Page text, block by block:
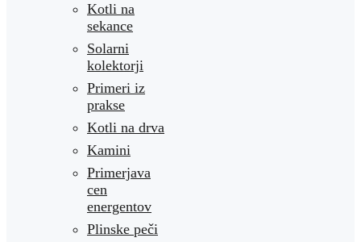
Kotli na
sekance
Solarni
kolektorji
Primeri iz
prakse
Kotli na drva
Kamini
Primerjava
cen
energentov
Plinske peči